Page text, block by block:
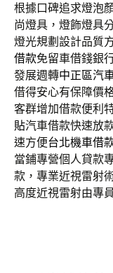
根據口碑追求燈泡
尚燈具，燈飾燈具
燈光規劃設計品質
借款免留車借錢銀
發展週轉中正區汽
借得安心有保障價
客群增加借款便利
貼汽車借款快速放
速方便台北機車借
當鋪專營個人貸款
款，專業近視雷射
高度近視雷射由專員